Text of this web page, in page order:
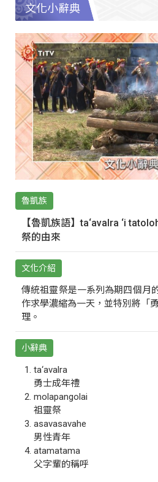
文化小辭典
魯凱族
【魯凱族語】ta‘avalra ‘i
祭的由來
文化介紹
傳統祖靈祭是一系列為期四個月
作求學濃縮為一天，並特別將「
理。
小辭典
ta‘avalra
勇士成年禮
molapangolai
祖靈祭
asavasavahe
男性青年
atamatama
父字輩的稱呼